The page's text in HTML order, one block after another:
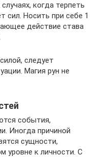
когда терпеть
сил. Носить при себе 1
действие става
следует
Магия рун не
события,
Иногда причиной
сущности,
уровне к личности. С